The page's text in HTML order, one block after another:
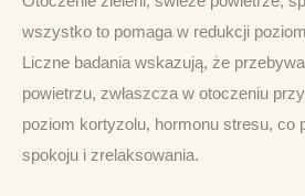
wszystko to pomaga w redukcji
Liczne badania wskazują, że
powietrzu, zwłaszcza w otoczeniu
poziom kortyzolu, hormonu stresu, co
spokoju i zrelaksowania.